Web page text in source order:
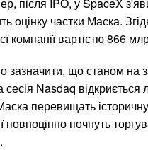
оцінку частки Маска.
компанії вартістю 866
зазначити, що станом на
сесія Nasdaq
перевищать
повноцінно почнуть